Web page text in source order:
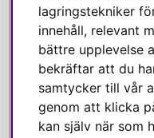
Instagram
Linkedin
Pinterest
SVENSKA HEM
lagringstekniker
innehåll, relevant
bättre upplevelse
bekräftar att du
samtycker till vår
genom att klicka
kan själv när som